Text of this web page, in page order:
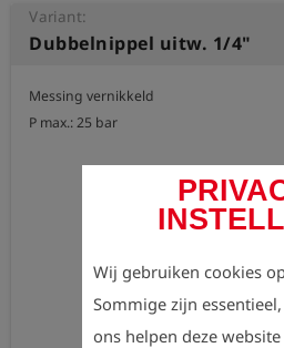
Wij gebruiken cookies
Sommige zijn
ons helpen deze
Variant:
Dubbelnippel uitw. 1/4"
Messing vernikkeld
P max.: 25 bar